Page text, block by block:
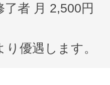
者 月 2,500円
優遇します。